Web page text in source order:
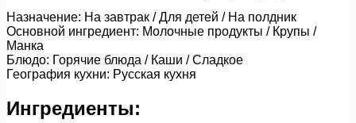
Назначение: На завтрак / Для детей / На полдник
Основной ингредиент: Молочные продукты / Крупы /
Манка
Блюдо: Горячие блюда / Каши / Сладкое
География кухни: Русская кухня
Ингредиенты: